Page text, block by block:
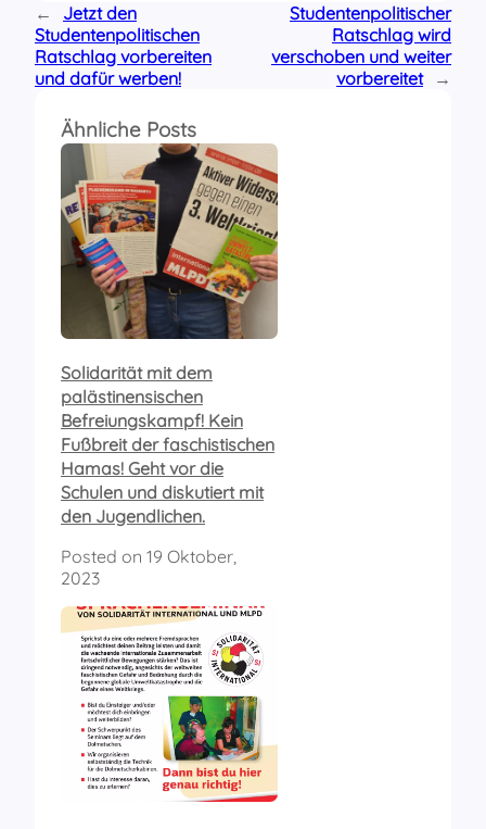
←
Jetzt den
Studentenpolitischen
Ratschlag vorbereiten
und dafür werben!
Studentenpolitischer
Ratschlag wird
verschoben und weiter
vorbereitet
→
Ähnliche Posts
Solidarität mit dem
palästinensischen
Befreiungskampf! Kein
Fußbreit der faschistischen
Hamas! Geht vor die
Schulen und diskutiert mit
den Jugendlichen.
Posted on 19 Oktober,
2023